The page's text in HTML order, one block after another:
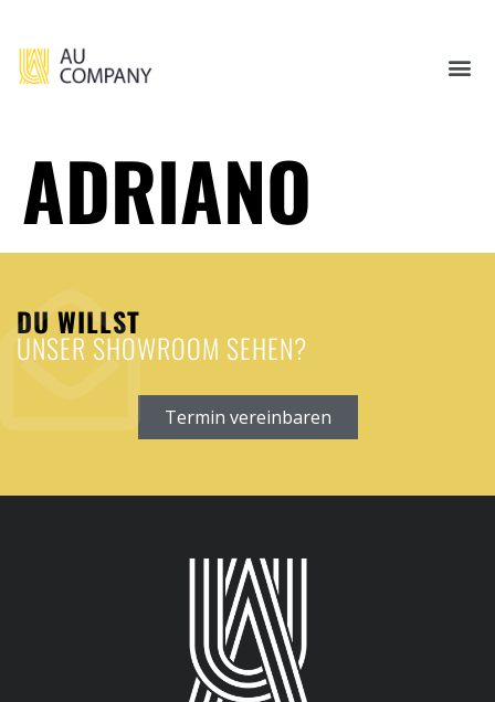
ADRIANO
DU WILLST
UNSER SHOWROOM SEHEN?
Termin vereinbaren